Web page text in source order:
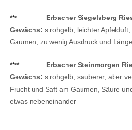
***
Erbacher Siegelsberg
Gewächs: strohgelb, leichter
Gaumen, zu wenig Ausdruck und Länge
****
Erbacher Steinmorgen
Gewächs: strohgelb, sauberer, aber
Frucht und Saft am Gaumen, Säure
etwas nebeneinander